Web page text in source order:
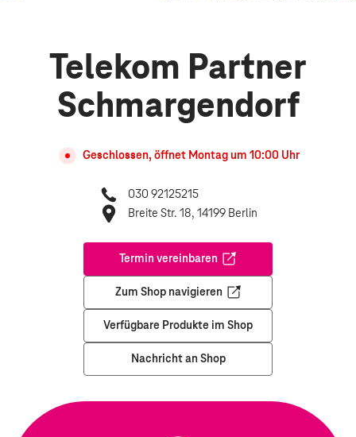
Telekom Partner
Schmargendorf
Geschlossen, öffnet Montagum 10:00Uhr
030 92125215
Breite Str. 18, 14199 Berlin
Termin vereinbaren
Öffnet in einem neuen Tab
Zum Shop navigieren
Öffnet in einem neuen Tab
Verfügbare Produkte im Shop
Nachricht an Shop